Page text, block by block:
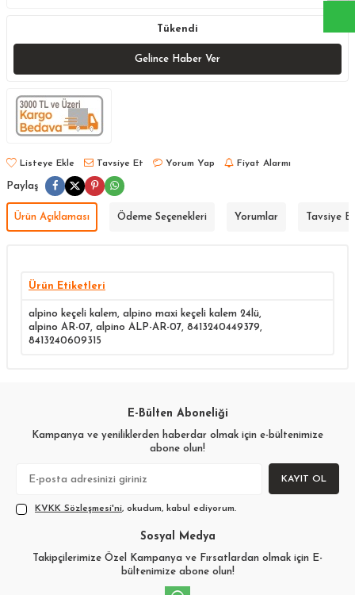
Tükendi
Gelince Haber Ver
Listeye Ekle Tavsiye Et Yorum Yap Fiyat Alarmı
Paylaş
Ürün Açıklaması Ödeme Seçenekleri Yorumlar Tavsiye
Ürün Etiketleri
alpino keçeli kalem, alpino maxi keçeli kalem 24lü,
alpino AR-07, alpino ALP-AR-07, 8413240449379,
8413240609315
E-Bülten Aboneliği
Kampanya ve yeniliklerden haberdar olmak için e-bültenimize
abone olun!
KAYIT OL
KVKK Sözleşmesi'ni, okudum, kabul ediyorum.
Sosyal Medya
Takipçilerimize Özel Kampanya ve Fırsatlardan olmak için E-
bültenimize abone olun!